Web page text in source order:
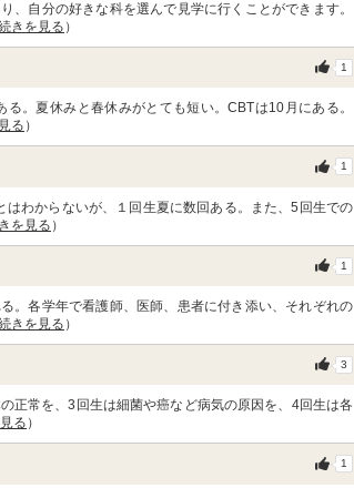
自分の好きな科を選んで見学に行くことができます。
きを見る ）
1
。夏休みと春休みがとても短い。CBTは10月にある。
る ）
1
わからないが、１回生夏に数回ある。また、5回生での
を見る ）
1
。各学年で看護師、医師、患者に付き添い、それぞれの
きを見る ）
3
正常を、3回生は細菌や癌など病気の原因を、4回生は各
る ）
1